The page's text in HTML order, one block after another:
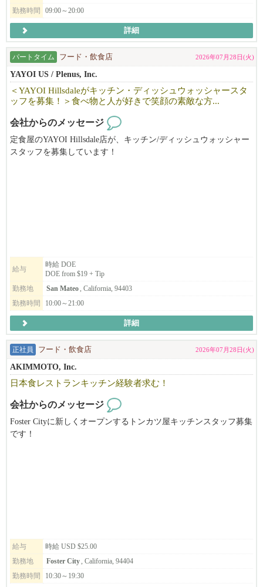
公休やシフト管理された勤務時間など、無理なく働ける環境が整
っています。
若手～中堅問わず、全員が働きやすい環境整備を、
なんと、年間最大​14日間のリフレッシュ休暇、2週間程度のバケー
ションを皆さん楽しんでます！
━━━━━━━━━━━━━━━━━━━━
◆◇オシャレに『笑顔』で働ける！
煙がもくもくのラーメン店や、所々汚い居酒屋…等、
そういったブランドは当社には１店舗もありません。
流行の最先端とも評される立地でも展開をしているから、
い​ます！
勢いのある母体があるから、オープニングスタッフや昇格のチャ
キャリアアップを目指す方にも最適なタイミングです。
◆◇経験を活かし、新たな学びもある職場
ラーメンや居酒屋（個人店・チェーン店問わず）…など、
弊社展開ブランドに近い経験を持つ者から、多様な経験を経て、
マネージャーに就任している者…など、様々なスタッフが在籍し
活躍中！
応募・面接時に詳細のお話しをさせていただければと思います
ご自身の経験を活かせ、実践の中で新たな学びを感じられる職場
です！
ッフも45以上活躍中！
海外での勤務自体が初挑戦の方も、新たな挑戦の場として選ばれ
る会社です。
*応募の際は、必ず履歴書の送付を宜しくお願い致します。（日本
語/英語どちらでもOKです）
ご応募いただいた内容を確認のうえ、選考にお進みいただく場合
のみ、5日以内に弊社よりご連絡いたします。
期間内に弊社から連絡がない場合は、誠に恐れ入りますが今回は
見送らせていただいたものとしてご了承ください。
【赴任までのプロセス】
勤務時間 09:00～20:00
詳細
パートタイム フード・飲食店 2026年07月28日(火)
YAYOI US / Plenus, Inc.
＜YAYOI Hillsdaleがキッチン・ディッシュウォッシャースタ
ッフを募集！＞食べ物と人が好きで笑顔の素敵な方...
会社からのメッセージ
定食屋のYAYOI Hillsdale店が、キッチン/ディッシュウォッシャー
スタッフを募集しています！
給与
時給 DOE
DOE from $19 + Tip
勤務地
San Mateo, California, 94403
勤務時間
10:00～21:00
詳細
正社員 フード・飲食店 2026年07月28日(火)
AKIMMOTO, Inc.
日本食レストランキッチン経験者求む！
会社からのメッセージ
Foster Cityに新しくオープンするトンカツ屋キッチンスタッフ募集
です！
給与
時給 USD $25.00
勤務地
Foster City, California, 94404
勤務時間
10:30～19:30